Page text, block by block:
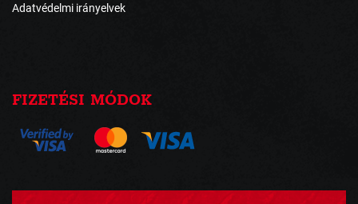
Adatvédelmi irányelvek
FIZETÉSI MÓDOK